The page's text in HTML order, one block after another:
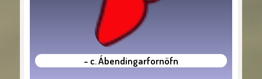
- c. Ábendingarfornöfn